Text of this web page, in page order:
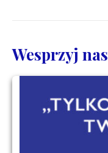
Wesprzyj nas